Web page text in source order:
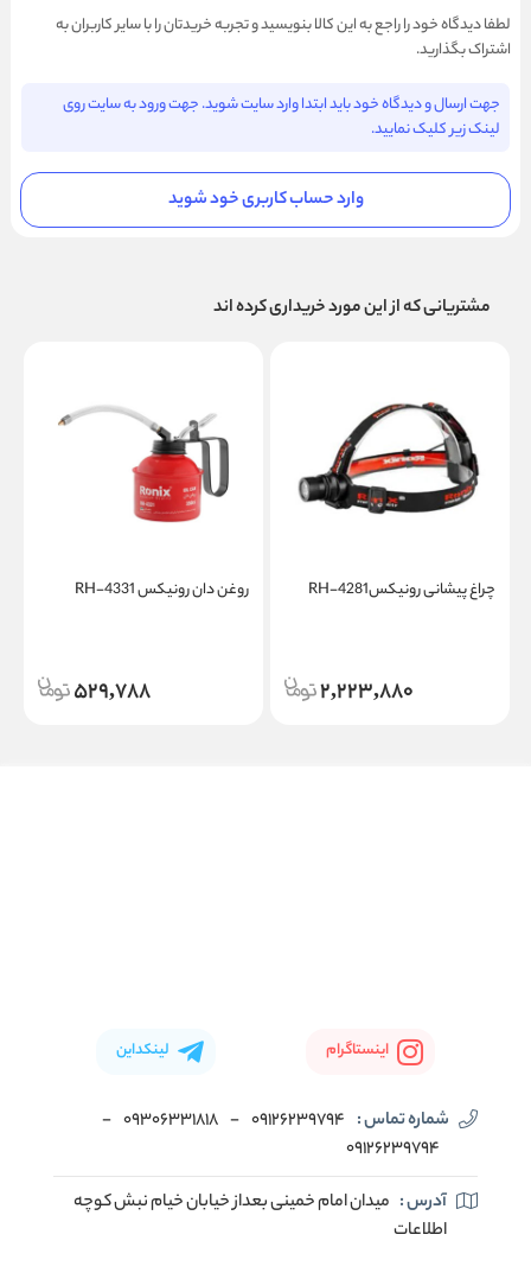
لطفا دیدگاه خود را راجع به این کالا بنویسید و تجربه خریدتان را با سایر کاربران به
اشتراک بگذارید.
جهت ارسال و دیدگاه خود باید ابتدا وارد سایت شوید. جهت ورود به سایت روی
لینک زیر کلیک نمایید.
وارد حساب کاربری خود شوید
مشتریانی که از این مورد خریداری کرده اند
چراغ پیشانی رونیکسRH-4281
2,223,880
روغن دان رونیکس RH-4331
529,788
اینستاگرام لینکداین
شماره تماس : 09126239794
-
09306331818
-
09126239794
آدرس : میدان امام خمینی بعداز خیابان خیام نبش کوچه
اطلاعات